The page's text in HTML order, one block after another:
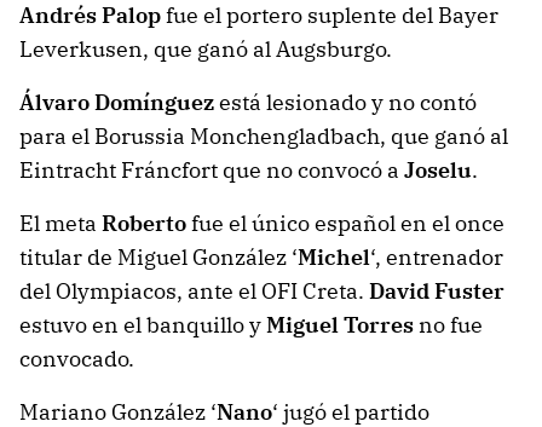
Andrés Palopfue el portero suplente del Bayer
Leverkusen, que ganó al Augsburgo.
Álvaro Domínguezestá lesionado y no contó
para el Borussia Monchengladbach, que ganó al
Eintracht Fráncfort que no convocó a Joselu.
El meta Robertofue el único español en el once
titular de Miguel González ‘Michel‘, entrenador
del Olympiacos, ante el OFI Creta. David Fuster
estuvo en el banquillo yMiguel Torresno fue
convocado.
Mariano González ‘Nano‘ jugó el partido